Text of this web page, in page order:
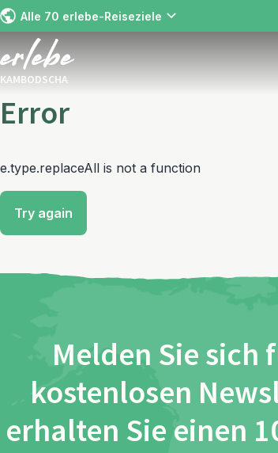
Alle 70 erlebe-Reiseziele
KAMBODSCHA
Error
e.type.replaceAll is not a function
Try again
Melden Sie sich
kostenlosen
erhalten Sie einen